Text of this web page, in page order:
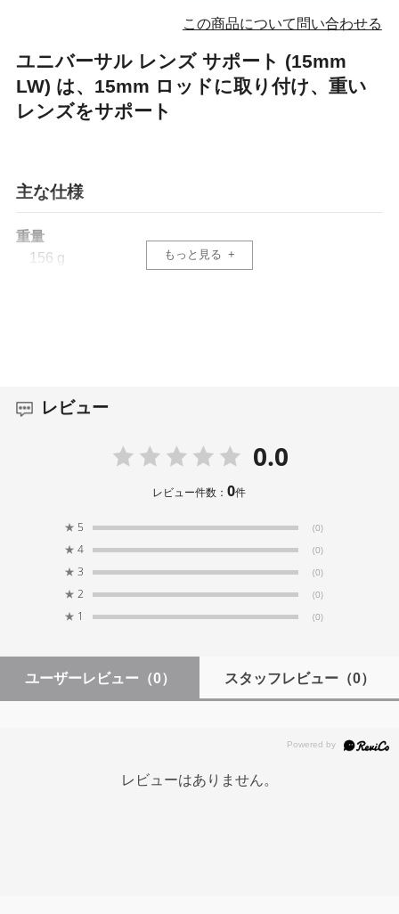
この商品について問い合わせる
ユニバーサル レンズ サポート (15mm
LW) は、15mm ロッドに取り付け、重い
レンズをサポート
主な仕様
重量
156 g
もっと見る
レビュー
0.0
レビュー件数：0件
★ 5 (0)
★ 4 (0)
★ 3 (0)
★ 2 (0)
★ 1 (0)
ユーザーレビュー （0） スタッフレビュー（0）
レビューはありません。